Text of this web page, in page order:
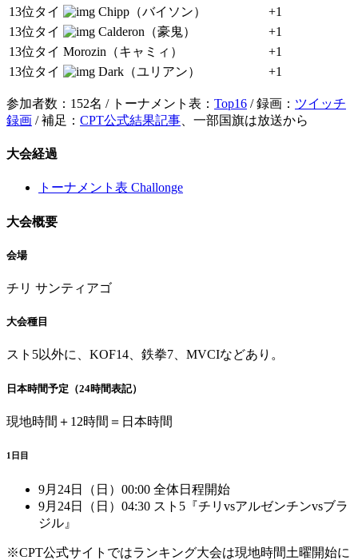
13位タイ
Chipp（バイソン）
+1
13位タイ
Calderon（豪鬼）
+1
13位タイ Morozin（キャミィ）
+1
13位タイ
Dark（ユリアン） +1
参加者数：152名 / トーナメント表： Top16 / 録画： ツイッチ
録画 / 補足： CPT公式結果記事 、一部国旗は放送から
大会経過
トーナメント表 Challonge
大会概要
会場
チリ サンティアゴ
大会種目
スト5以外に、KOF14、鉄拳7、MVCIなどあり。
日本時間予定（24時間表記）
現地時間＋12時間＝日本時間
1日目
9月24日（日）00:00 全体日程開始
9月24日（日）04:30 スト5『チリvsアルゼンチンvsブラ
ジル』
※CPT公式サイトではランキング大会は現地時間土曜開始に